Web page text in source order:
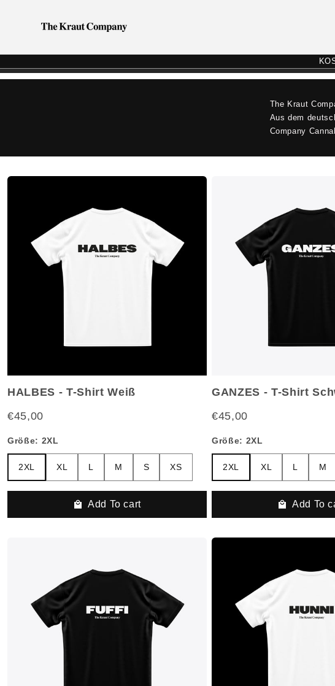
Inhalt
The Kraut
Aus dem
Company
HALBES - T-Shirt Weiß
€45,00
Größe: 2XL
2XL
2XL XLXL L M S XSXS
Add To cart
GANZES - T-Shirt
€45,00
Größe: 2XL
2XL
2XL XLXL L M
Add To